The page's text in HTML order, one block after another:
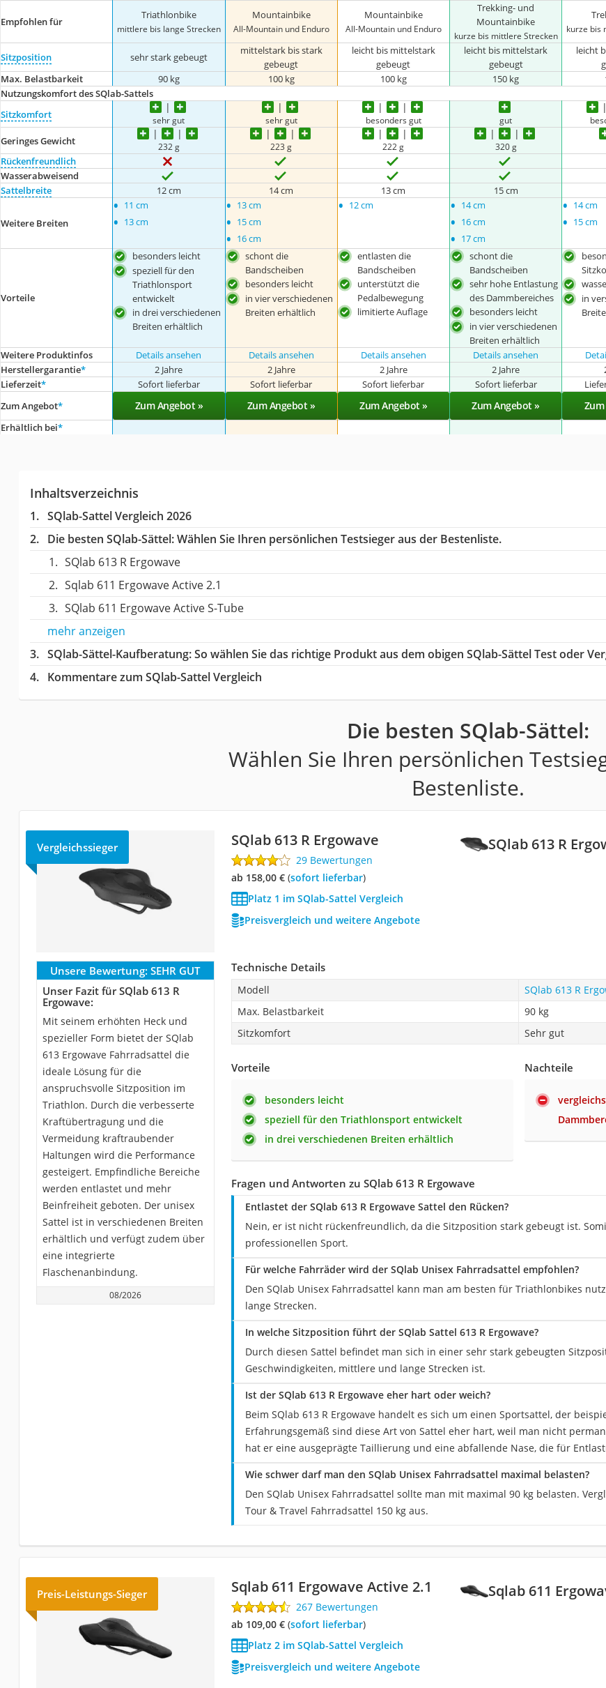
Empfohlen für
Triathlonbike
mittlere bis lange Strecken
Mountainbike
All-Mountain und Enduro
Mountainbike
All-Mountain und Enduro
Trekking- und
Mountainbike
kurze bis mittlere Strecken
kurze bis
Sitzposition sehr stark gebeugt
mittelstark bis stark
gebeugt
leicht bis mittelstark
gebeugt
leicht bis mittelstark
gebeugt
leicht
Max. Belastbarkeit 90 kg 100 kg 100 kg 150 kg
Nutzungskomfort des SQlab-Sattels
Sitzkomfort
sehr gut sehr gut besonders gut gut
Geringes Gewicht 232 g 223 g 222 g 320 g
Rückenfreundlich
Wasserabweisend
Sattelbreite
12 cm 14 cm 13 cm 15 cm
Weitere Breiten
• 11 cm
• 13 cm
• 13 cm
• 15 cm
• 16 cm
• 12 cm • 14 cm
• 16 cm
• 17 cm
• 14 cm
• 15 cm
Vorteile
besonders leicht
speziell für den
Triathlonsport
entwickelt
in drei verschiedenen
Breiten erhältlich
schont die
Bandscheiben
besonders leicht
in vier verschiedenen
Breiten erhältlich
entlasten die
Bandscheiben
unterstützt die
Pedalbewegung
limitierte Auflage
schont die
Bandscheiben
sehr hohe Entlastung
des Dammbereiches
besonders leicht
in vier verschiedenen
Breiten erhältlich
in
Weitere Produktinfos Details ansehen Details ansehen Details ansehen Details ansehen
Herstellergarantie* 2 Jahre 2 Jahre 2 Jahre 2 Jahre
Lieferzeit* Sofort lieferbar Sofort lieferbar Sofort lieferbar Sofort lieferbar
Zum Angebot* Zum Angebot » Zum Angebot » Zum Angebot » Zum Angebot »
Erhältlich bei*
Inhaltsverzeichnis
SQlab-Sattel Vergleich 2026
Die besten SQlab-Sättel:Wählen Sie Ihren persönlichen Testsieger aus der Bestenliste.
SQlab 613 R Ergowave
Sqlab 611 Ergowave Active 2.1
SQlab 611 Ergowave Active S-Tube
mehr anzeigen
SQlab-Sättel-Kaufberatung: So wählen Sie das richtige Produkt aus dem obigen SQlab-Sättel Test oder
Kommentare zum SQlab-Sattel Vergleich
Die besten SQlab-Sättel:
Wählen Sie Ihren persönlichen
Bestenliste.
SQlab 613 R
Vergleichssieger SQlab 613 R Ergowave
29 Bewertungen
ab 158,00 €( Sofort lieferbar)
Platz 1 im SQlab-Sattel Vergleich
Preisvergleich und weitere Angebote
Unsere Bewertung: SEHR GUT
Unser Fazit für SQlab 613 R
Ergowave:
Mit seinem erhöhten Heck und
spezieller Form bietet der SQlab
613 Ergowave Fahrradsattel die
ideale Lösung für die
anspruchsvolle Sitzposition im
Triathlon. Durch die verbesserte
Kraftübertragung und die
Vermeidung kraftraubender
Haltungen wird die Performance
gesteigert. Empfindliche Bereiche
werden entlastet und mehr
Beinfreiheit geboten. Der unisex
Sattel ist in verschiedenen Breiten
erhältlich und verfügt zudem über
eine integrierte
Flaschenanbindung.
08/2026
Technische Details
Modell
SQlab 613 R
Max. Belastbarkeit
90 kg
Sitzkomfort
Sehr gut
Vorteile
besonders leicht
speziell für den Triathlonsport entwickelt
in drei verschiedenen Breiten erhältlich
Nachteile
Fragen und Antworten zu SQlab 613 R Ergowave
Entlastet der SQlab 613 R Ergowave Sattel den Rücken?
Nein, er ist nicht rückenfreundlich, da die Sitzposition stark gebeugt ist.
professionellen Sport.
Für welche Fahrräder wird der SQlab Unisex Fahrradsattel empfohlen?
Den SQlab Unisex Fahrradsattel kann man am besten für Triathlonbikes
lange Strecken.
In welche Sitzposition führt der SQlab Sattel 613 R Ergowave?
Durch diesen Sattel befindet man sich in einer sehr stark gebeugten
Geschwindigkeiten, mittlere und lange Strecken ist.
Ist der SQlab 613 R Ergowave eher hart oder weich?
Beim SQlab 613 R Ergowave handelt es sich um einen Sportsattel, der
Erfahrungsgemäß sind diese Art von Sattel eher hart, weil man nicht
hat er eine ausgeprägte Taillierung und eine abfallende Nase, die für
Wie schwer darf man den SQlab Unisex Fahrradsattel maximal belasten?
Den SQlab Unisex Fahrradsattel sollte man mit maximal 90 kg belasten.
Tour & Travel Fahrradsattel 150 kg aus.
Sqlab 611
Preis-Leistungs-Sieger Sqlab 611 Ergowave Active 2.1
267 Bewertungen
ab 109,00 €( Sofort lieferbar)
Platz 2 im SQlab-Sattel Vergleich
Preisvergleich und weitere Angebote